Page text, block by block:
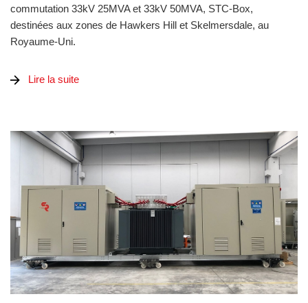
commutation 33kV 25MVA et 33kV 50MVA, STC-Box,
destinées aux zones de Hawkers Hill et Skelmersdale, au
Royaume-Uni.
Lire la suite